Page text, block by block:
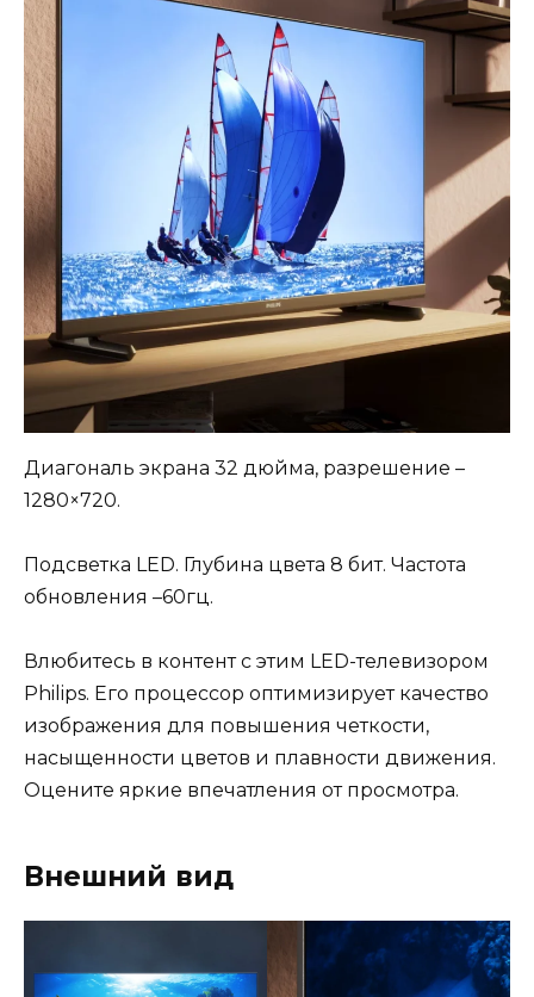
Диагональ экрана 32 дюйма, разрешение –
1280×720.
Подсветка LED. Глубина цвета 8 бит. Частота
обновления –60гц.
Влюбитесь в контент с этим LED-телевизором
Philips. Его процессор оптимизирует качество
изображения для повышения четкости,
насыщенности цветов и плавности движения.
Оцените яркие впечатления от просмотра.
Внешний вид